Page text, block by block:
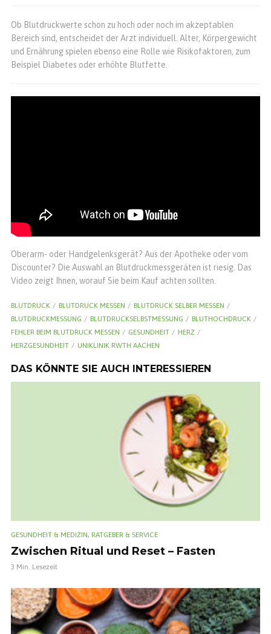
Ob Blutdruckwerte schon zu hoch oder noch im akzeptablen
Bereich sind, entscheidet der Arzt individuell. Alter, Körpergewicht
und Ernährung spielen ebenso eine Rolle wie Risikofaktoren, zum
Beispiel Diabetes oder erhöhte Blutfette.
Oberarm- oder Handgelenksgerät? Aus der Apotheke oder vom
Discounter? Die Auswahl an Blutdruckmessgeräten ist riesig. Das
Video zeigt Ihnen, worauf Sie beim Kauf achten sollten.
BLUTDRUCK BLUTDRUCK MESSEN
BLUTDRUCK SELBER MESSEN
BLUTDRUCKMESSUNG
BLUTDRUCKSELBSTMESSUNG
BLUTHOCHDRUCK
FEHLER BEIM BLUTDRUCK MESSEN
GESUNDHEIT
HERZ
HERZGESUNDHEIT
UNIKLINIK RWTH AACHEN
DAS KÖNNTE SIE AUCH INTERESSIEREN
GESUNDHEIT & MEDIZIN, RATGEBER & SERVICE
Zwischen Ritual und Reset – Fasten
3 Min. Lesezeit